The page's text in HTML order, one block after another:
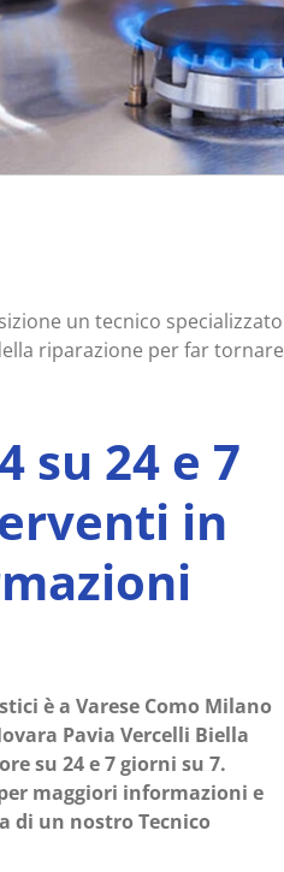
un tecnico specializzato
riparazione per far tornare
su 24 e 7
in
è a Varese Como Milano
Pavia Vercelli Biella
su 24 e 7 giorni su 7.
maggiori informazioni e
di un nostro Tecnico